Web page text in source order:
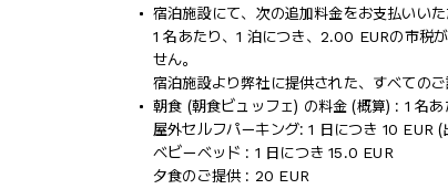
宿泊施設にて、次の追加料金をお支払いい
1 名あたり、1 泊につき、2.00 EURの市税
せん。
宿泊施設より弊社に提供された、すべての
朝食 (朝食ビュッフェ) の料金 (概算) : 1 名
屋外セルフパーキング: 1 日につき 10 EUR (
ベビーベッド : 1 日につき 15.0 EUR
夕食のご提供 : 20 EUR